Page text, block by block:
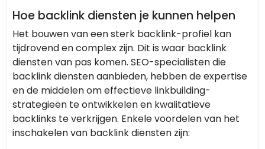
Hoe backlink diensten je kunnen helpen
Het bouwen van een sterk backlink-profiel kan
tijdrovend en complex zijn. Dit is waar backlink
diensten van pas komen. SEO-specialisten die
backlink diensten aanbieden, hebben de expertise
en de middelen om effectieve linkbuilding-
strategieën te ontwikkelen en kwalitatieve
backlinks te verkrijgen. Enkele voordelen van het
inschakelen van backlink diensten zijn: